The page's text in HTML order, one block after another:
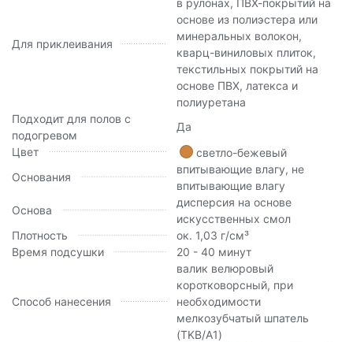
Для приклеивания
основе из полиэстера или
минеральных волокон,
кварц-виниловых плиток,
текстильных покрытий на
основе ПВХ, латекса и
полиуретана
Подходит для полов с
подогревом
Да
Цвет
светло-бежевый
Основания
впитывающие влагу, не
впитывающие влагу
Основа
дисперсия на основе
искусственных смол
Плотность
ок. 1,03 г/см³
Время подсушки
20 - 40 минут
Способ нанесения
валик велюровый
коротковорсный, при
необходимости
мелкозубчатый шпатель
(TKB/A1)